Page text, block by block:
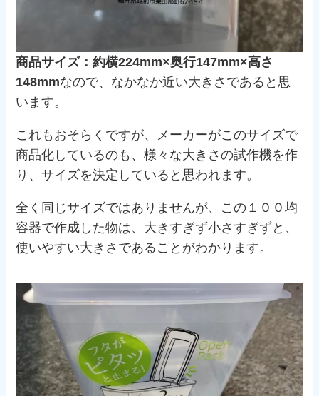
商品サイズ：約横224mm×奥行147mm×高さ
148mmなので、なかなか近い大きさであると思
います。
これもおそらくですが、メーカーがこのサイズで
商品化しているのも、様々な大きさの試作機を作
り、サイズを決定していると思われます。
全く同じサイズではありませんが、この１００均
容器で作成した物は、大きすぎず小さすぎずと、
使いやすい大きさであることがわかります。